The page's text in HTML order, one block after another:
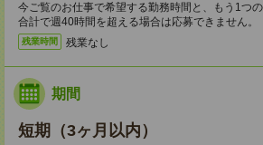
今ご覧のお仕事で希望する勤務時間と、もう1つの
合計で週40時間を超える場合は応募できません。
残業時間 残業なし
期間
短期（3ヶ月以内）